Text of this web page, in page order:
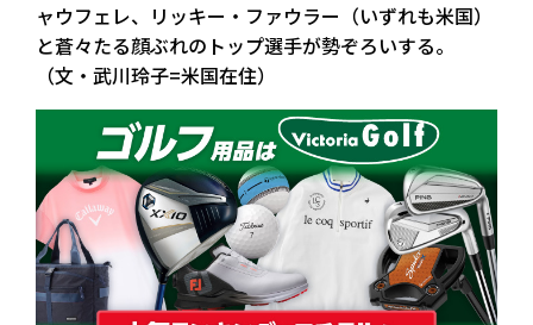
ャウフェレ、リッキー・ファウラー（いずれも米国）
と蒼々たる顔ぶれのトップ選手が勢ぞろいする。
（文・武川玲子=米国在住）